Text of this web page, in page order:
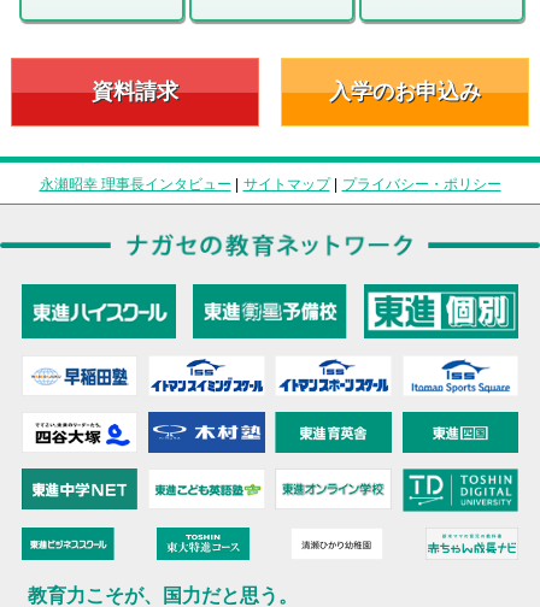
資料請求 入学のお申込み
永瀬昭幸 理事長インタビュー | サイトマップ| プライバシー・ポリシー
教育力こそが、国力だと思う。